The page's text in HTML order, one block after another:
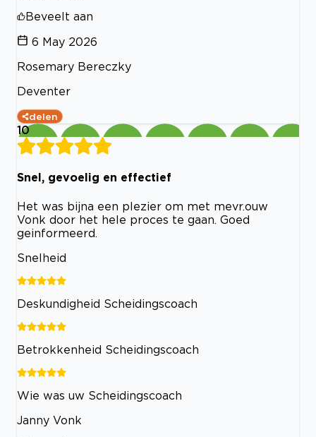
Beveelt aan
6 May 2026
Rosemary Bereczky
Deventer
delen
10
Snel, gevoelig en effectief
Het was bijna een plezier om met mevr.ouw
Vonk door het hele proces te gaan. Goed
geinformeerd.
Snelheid
Deskundigheid Scheidingscoach
Betrokkenheid Scheidingscoach
Wie was uw Scheidingscoach
Janny Vonk